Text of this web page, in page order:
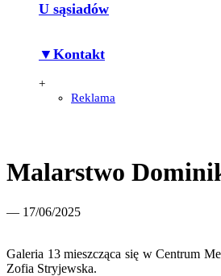
U sąsiadów
▼Kontakt
+
Reklama
Malarstwo
— 17/06/2025
Galeria 13 mieszcząca się w Centrum
Zofia Stryjewska.